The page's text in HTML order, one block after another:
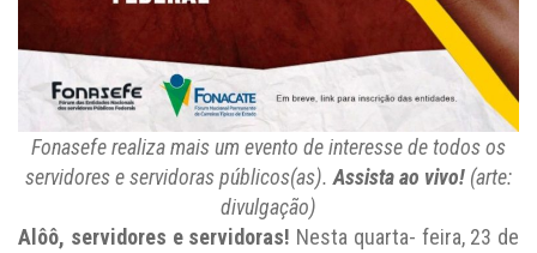
Fonasefe realiza mais um evento de interesse de todos os
servidores e servidoras públicos(as). Assista ao vivo! (arte:
divulgação)
Alôô, servidores e servidoras! Nesta quarta- feira, 23 de